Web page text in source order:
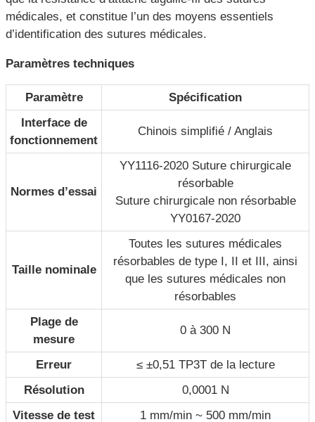
médicales, et constitue l’un des moyens essentiels
d’identification des sutures médicales.
Paramètres techniques
Paramètre
Spécification
Interface de
fonctionnement
Chinois simplifié / Anglais
Normes d’essai
YY1116-2020 Suture chirurgicale
résorbable
Suture chirurgicale non résorbable
YY0167-2020
Taille nominale
Toutes les sutures médicales
résorbables de type I, II et III, ainsi
que les sutures médicales non
résorbables
Plage de
mesure
0 à 300 N
Erreur
≤ ±0,51 TP3T de la lecture
Résolution
0,0001 N
Vitesse de test
1 mm/min ~ 500 mm/min